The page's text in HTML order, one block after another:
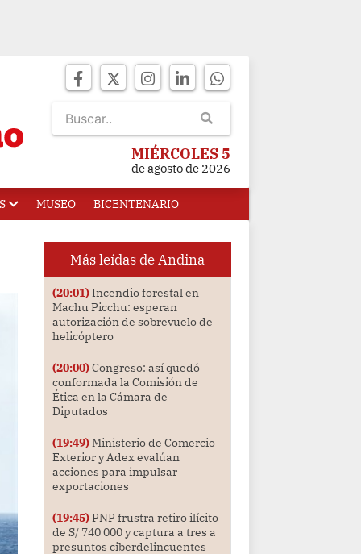
MIÉRCOLES 5
de agosto de 2026
MUSEO BICENTENARIO
Más leídas de Andina
(20:01)Incendio forestal en
Machu Picchu: esperan
autorización de sobrevuelo de
helicóptero
(20:00)Congreso: así quedó
conformada la Comisión de
Ética en la Cámara de
Diputados
(19:49)Ministerio de Comercio
Exterior y Adex evalúan
acciones para impulsar
exportaciones
(19:45)PNP frustra retiro ilícito
de S/ 740 000 y captura a tres a
presuntos ciberdelincuentes